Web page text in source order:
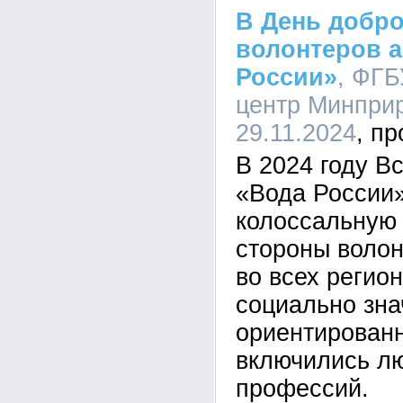
В День
волонтеров
России»,
центр
29.11.2024
В 2024 году
«Вода
стороны
во всех
социально
включились
профессий.